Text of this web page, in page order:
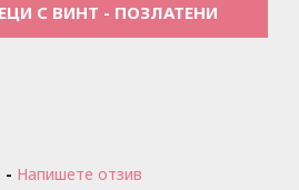
С ВИНТ - ПОЗЛАТЕНИ
- Напишете отзив